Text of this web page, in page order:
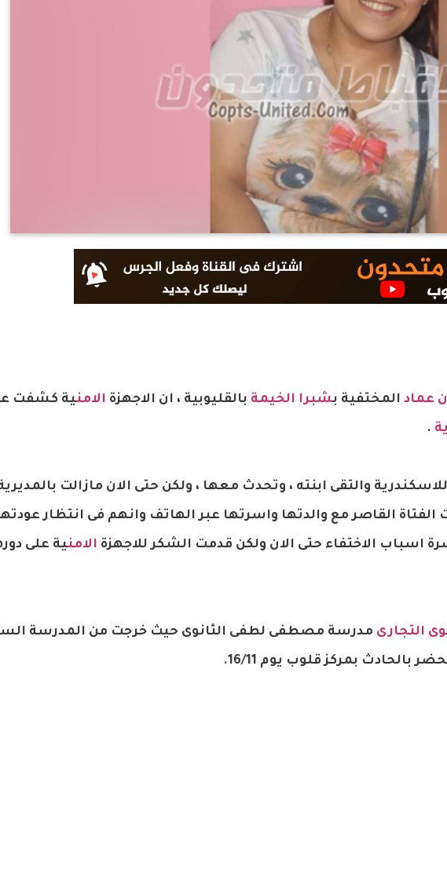
عماد المختفية بشبرا الخيمة بالقليوبية ، ان الاجهزة الامنية كشفت
.
والتقى ابنته ، وتحدث معها ، ولكن حتى الان مازالت
القاصر مع والدتها واسرتها عبر الهاتف وانهم فى انتظار
اسباب الاختفاء حتى الان ولكن قدمت الشكر للاجهزة الامنية على
التجارى مدرسة مصطفى لطفى الثانوى حيث خرجت من المدرسة
بالحادث بمركز قلوب يوم 16/11.